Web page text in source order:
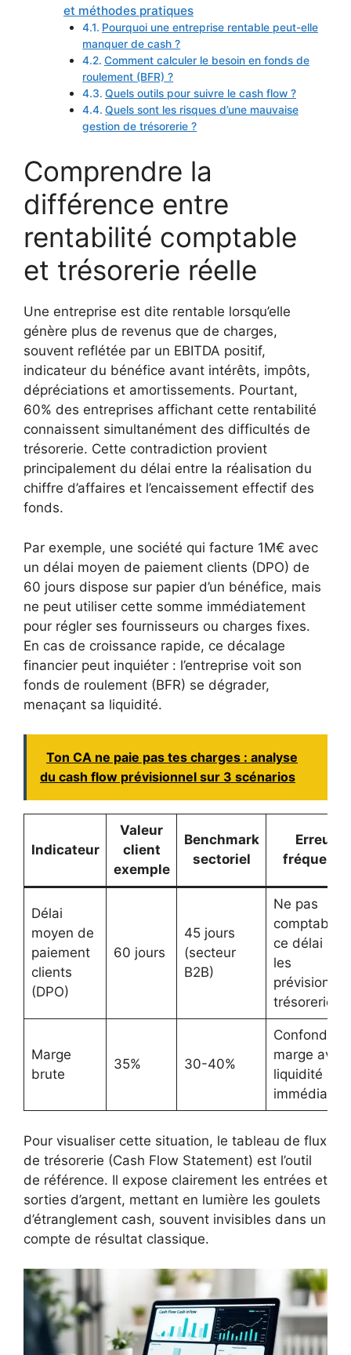
et méthodes pratiques
Pourquoi une entreprise rentable peut-elle
manquer de cash ?
Comment calculer le besoin en fonds de
roulement (BFR) ?
Quels outils pour suivre le cash flow ?
Quels sont les risques d’une mauvaise
gestion de trésorerie ?
Comprendre la
différence entre
rentabilité comptable
et trésorerie réelle
Une entreprise est dite rentable lorsqu’elle
génère plus de revenus que de charges,
souvent reflétée par un EBITDA positif,
indicateur du bénéfice avant intérêts, impôts,
dépréciations et amortissements. Pourtant,
60% des entreprises affichant cette rentabilité
connaissent simultanément des difficultés de
trésorerie. Cette contradiction provient
principalement du délai entre la réalisation du
chiffre d’affaires et l’encaissement effectif des
fonds.
Par exemple, une société qui facture 1M€ avec
un délai moyen de paiement clients (DPO) de
60 jours dispose sur papier d’un bénéfice, mais
ne peut utiliser cette somme immédiatement
pour régler ses fournisseurs ou charges fixes.
En cas de croissance rapide, ce décalage
financier peut inquiéter : l’entreprise voit son
fonds de roulement (BFR) se dégrader,
menaçant sa liquidité.
Ton CA ne paie pas tes charges : analyse
du cash flow prévisionnel sur 3 scénarios
Indicateur
Valeur
client
exemple
Benchmark
sectoriel
Erreur
fréquente
Délai
moyen de
paiement
clients
(DPO)
60 jours
45 jours
(secteur
B2B)
Ne pas
ce délai
les
prévisions
trésorerie
Marge
brute
35% 30-40%
Confondre
marge avec
liquidité
immédiate
Pour visualiser cette situation, le tableau de flux
de trésorerie (Cash Flow Statement) est l’outil
de référence. Il expose clairement les entrées et
sorties d’argent, mettant en lumière les goulets
d’étranglement cash, souvent invisibles dans un
compte de résultat classique.